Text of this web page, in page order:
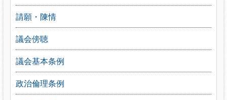
請願・陳情
議会傍聴
議会基本条例
政治倫理条例